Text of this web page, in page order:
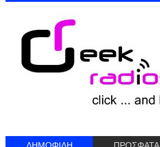
ΔΗΜΟΦΙΛΗ ΠΡΟΣΦΑΤΑ